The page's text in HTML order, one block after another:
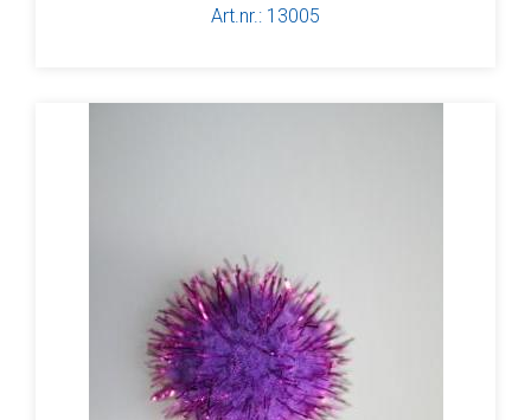
Art.nr.: 13005